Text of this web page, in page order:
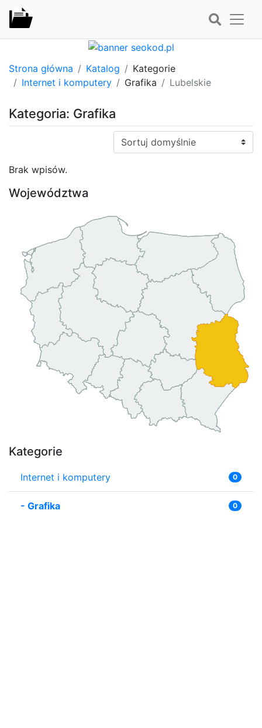
Strona główna Katalog
Kategorie
Internet i komputery
Grafika Lubelskie
Kategoria: Grafika
Sortuj:
Brak wpisów.
Województwa
Kategorie
Internet i komputery 0
- Grafika 0